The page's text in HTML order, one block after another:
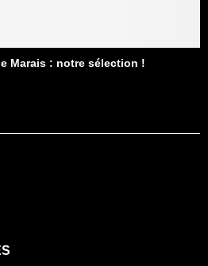
Marais : notre sélection !